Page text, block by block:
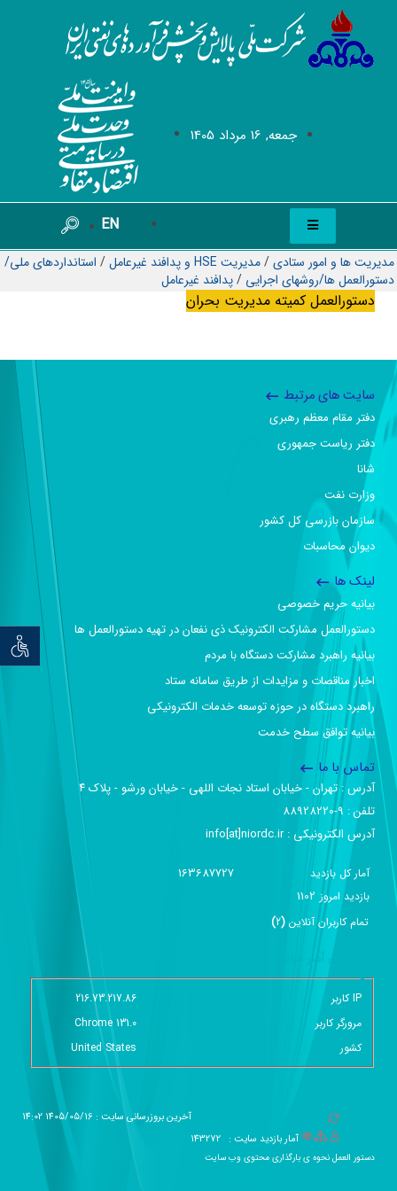
جمعه, 16 مرداد 1405
EN
توان
مدیریت ها و امور ستادی/مدیریت HSE و پدافند غیرعامل / استانداردهای ملی/
دستورالعمل ها/روشهای اجرایی /پدافند غیرعامل
دستورالعمل كميته مديريت بحران
سایت های مرتبط
دفتر مقام معظم رهبری
دفتر ریاست جمهوری
شانا
وزارت نفت
سازمان بازرسی کل کشور
دیوان محاسبات
لینک ها
بیانیه حریم خصوصی
دستورالعمل مشارکت الکترونیک ذی نفعان در تهیه دستورالعمل ها
بیانیه راهبرد مشارکت دستگاه با مردم
اخبار مناقصات و مزایدات از طریق سامانه ستاد
راهبرد دستگاه در حوزه توسعه خدمات الکترونیکی
بیانیه توافق سطح خدمت
تماس با ما
آدرس :‌ تهران - خیابان استاد نجات اللهی - خیابان ورشو - پلاک ۴
تلفن :‌ 9-88928220
آدرس الکترونیکی :‌ info[at]niordc.ir
آمار کل بازدید 163687727
بازديد امروز 1102
تمام کاربران آنلاين (
2
)
IP کاربر
216.73.217.86
مرورگر کاربر
Chrome 131.0
کشور
United States
آخرین بروزرسانی سایت : 1405/05/16 14:02
آمار بازدید سایت : 143272
دستور العمل نحوه ی بارگذاری محتوی وب سایت